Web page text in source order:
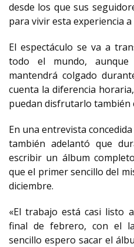
desde los que sus
para vivir esta experiencia
El espectáculo se va a
todo el mundo,
mantendrá colgado
cuenta la diferencia
puedan disfrutarlo también
En una entrevista
también adelantó que
escribir un álbum
que el primer sencillo del
diciembre.
«El trabajo está casi listo
final de febrero, con el
sencillo espero sacar el